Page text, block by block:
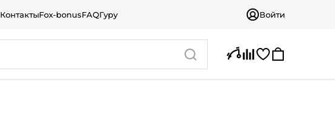
КонтактыFox-bonusFAQГуру Войти